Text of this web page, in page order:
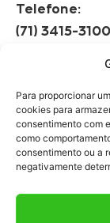
Para proporcionar
cookies para
consentimento com
como
consentimento ou a
negativamente
Telefone:
(71) 3415-
Horário de
08h às 12h |